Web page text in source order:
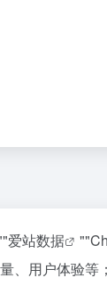
爱站数据 ""
用户体验